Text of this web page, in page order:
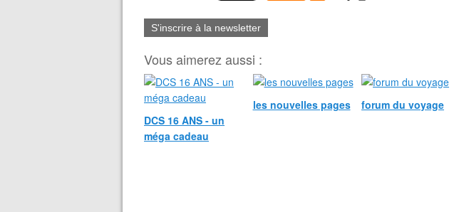
S'inscrire à la newsletter
Vous aimerez aussi :
DCS 16 ANS - un
méga cadeau
les nouvelles pages forum du voyage